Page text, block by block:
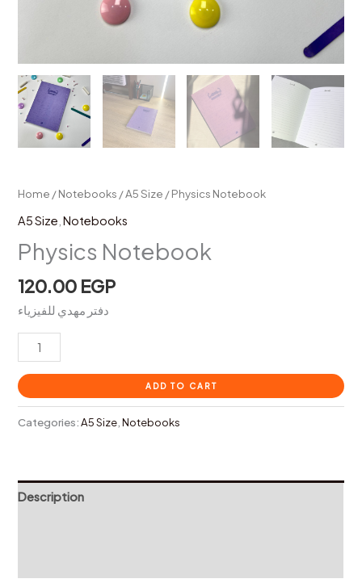
Home /Notebooks /A5 Size / Physics Notebook
A5 Size ,Notebooks
Physics Notebook
120.00 EGP
دفتر مهدي للفيزياء
ADD TO CART
Categories:A5 Size,Notebooks
Description